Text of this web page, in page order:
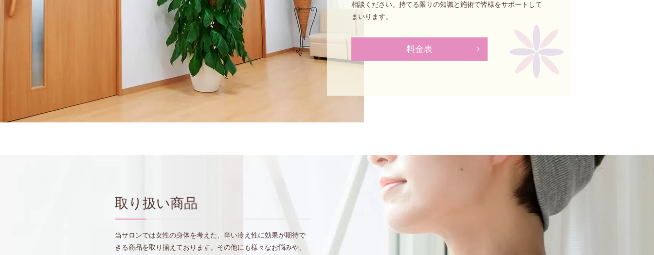
相談ください。持てる限りの知識と施術で皆様をサポートして
まいります。
料金表
取り扱い商品
当サロンでは女性の身体を考えた、辛い冷え性に効果が期待で
きる商品を取り揃えております。その他にも様々なお悩みや、